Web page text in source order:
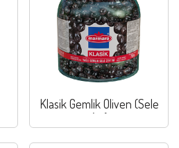
Klasik Gemlik Oliven (Sele
Art)